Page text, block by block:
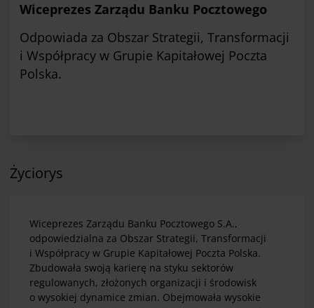
Wiceprezes Zarządu Banku Pocztowego
Odpowiada za Obszar Strategii, Transformacji
i Współpracy w Grupie Kapitałowej Poczta
Polska.
Życiorys
Wiceprezes Zarządu Banku Pocztowego S.A.,
odpowiedzialna za Obszar Strategii, Transformacji
i Współpracy w Grupie Kapitałowej Poczta Polska.
Zbudowała swoją karierę na styku sektorów
regulowanych, złożonych organizacji i środowisk
o wysokiej dynamice zmian. Obejmowała wysokie